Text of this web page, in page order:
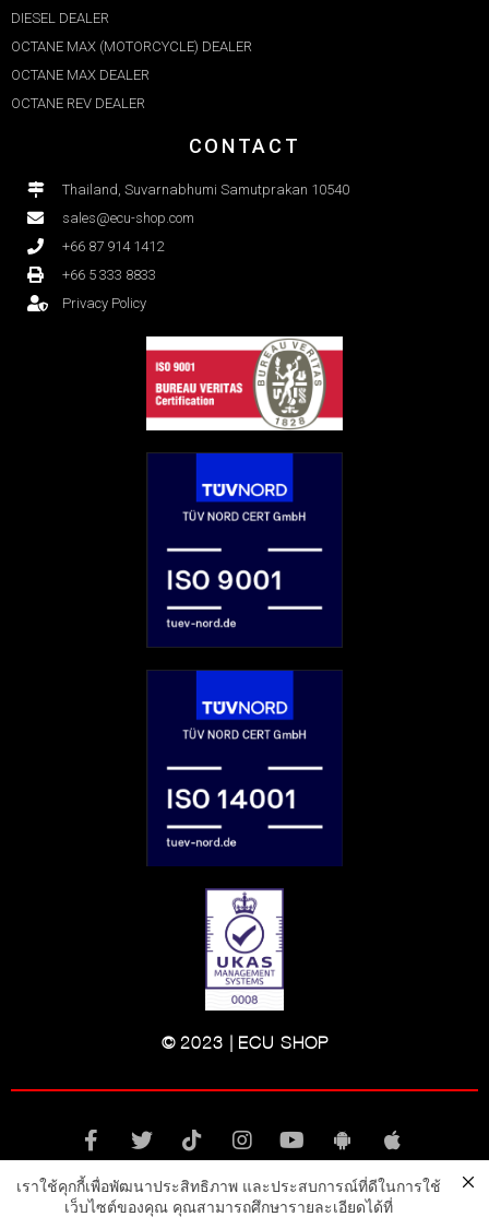
DIESEL DEALER
OCTANE MAX (MOTORCYCLE) DEALER
OCTANE MAX DEALER​
OCTANE REV DEALER
CONTACT
Thailand, Suvarnabhumi Samutprakan 10540
sales@ecu-shop.com
+66 87 914 1412
+66 5 333 8833
Privacy Policy
© 2023 | ECU-SHOP
เราใช้คุกกี้เพื่อพัฒนาประสิทธิภาพ และประสบการณ์ที่ดีในการใช้
เว็บไซต์ของคุณ คุณสามารถศึกษารายละเอียดได้ที่